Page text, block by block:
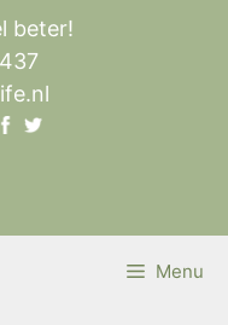
beter!
Menu